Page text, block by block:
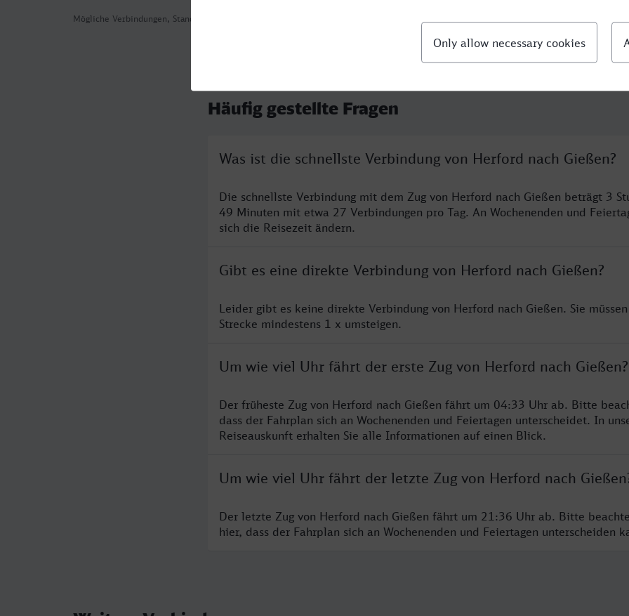
Mögliche Verbindungen, Stand: 2026-08-03 15:09
Häufig gestellte Fragen
Was ist die schnellste Verbindung von Herford nach Gießen?
Die schnellste Verbindung mit dem Zug von Herford nach Gießen beträgt 3
49 Minuten mit etwa 27 Verbindungen pro Tag. An Wochenenden und
sich die Reisezeit ändern.
Gibt es eine direkte Verbindung von Herford nach Gießen?
Leider gibt es keine direkte Verbindung von Herford nach Gießen. Sie
Strecke mindestens 1 x umsteigen.
Um wie viel Uhr fährt der erste Zug von Herford nach Gießen?
Der früheste Zug von Herford nach Gießen fährt um 04:33 Uhr ab. Bitte
dass der Fahrplan sich an Wochenenden und Feiertagen unterscheidet. In
Reiseauskunft erhalten Sie alle Informationen auf einen Blick.
Um wie viel Uhr fährt der letzte Zug von Herford nach
Der letzte Zug von Herford nach Gießen fährt um 21:36 Uhr ab. Bitte
hier, dass der Fahrplan sich an Wochenenden und Feiertagen unterscheiden